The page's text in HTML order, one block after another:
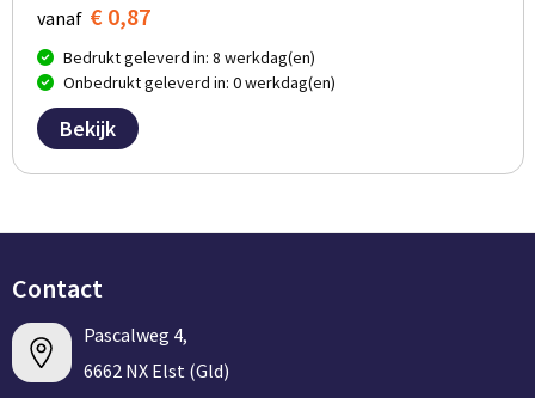
vanaf € 0,87
Bedrukt geleverd in: 8 werkdag(en)
Onbedrukt geleverd in: 0 werkdag(en)
Bekijk
Contact
Pascalweg 4,
6662 NX Elst (Gld)